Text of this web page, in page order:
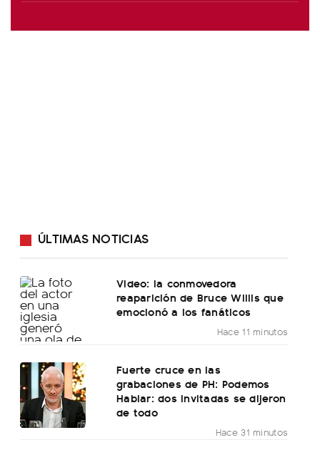
ÚLTIMAS NOTICIAS
Video: la conmovedora
reaparición de Bruce Willis que
emocionó a los fanáticos
Hace 11 minutos
Fuerte cruce en las
grabaciones de PH: Podemos
Hablar: dos invitadas se dijeron
de todo
Hace 31 minutos